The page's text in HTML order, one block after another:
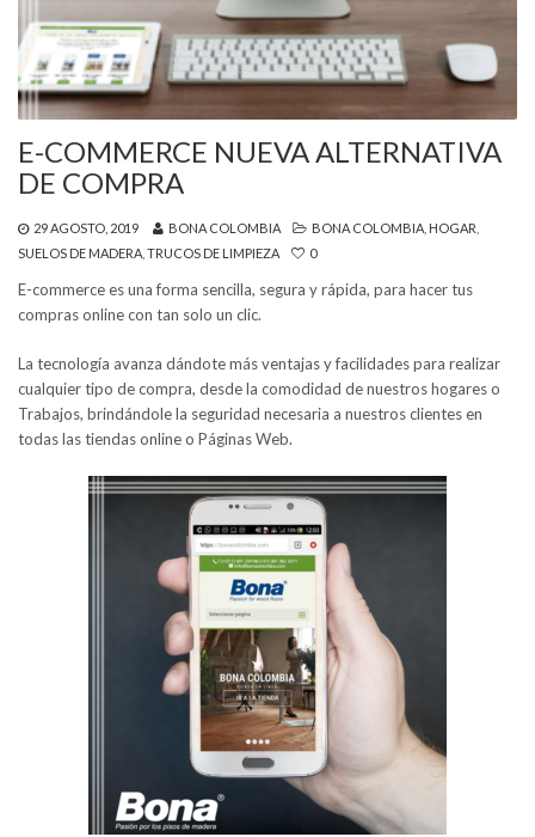
E-COMMERCE NUEVA ALTERNATIVA
DE COMPRA
29 AGOSTO, 2019 BONA COLOMBIA BONA COLOMBIA HOGAR
SUELOS DE MADERA TRUCOS DE LIMPIEZA 0
E-commerce es una forma sencilla, segura y rápida, para hacer tus
compras online con tan solo un clic.
La tecnología avanza dándote más ventajas y facilidades para realizar
cualquier tipo de compra, desde la comodidad de nuestros hogares o
Trabajos, brindándole la seguridad necesaria a nuestros clientes en
todas las tiendas online o Páginas Web.